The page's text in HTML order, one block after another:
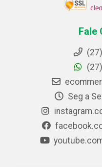
Fale
Seg a